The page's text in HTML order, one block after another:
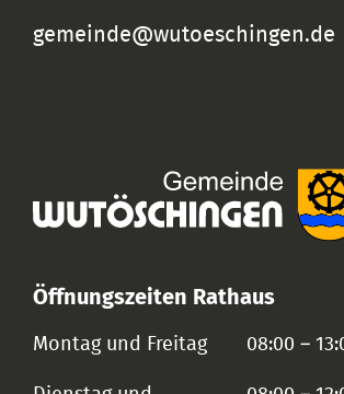
gemeinde@wutoeschingen.de
Öffnungszeiten Rathaus
Montag und Freitag 08:00 –